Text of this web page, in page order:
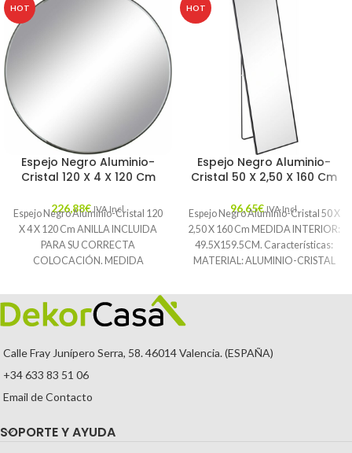
HOT
Espejo Negro Aluminio-
Cristal 120 X 4 X 120 Cm
226,88€ IVA Incl.
Espejo Negro Aluminio-Cristal 120
X 4 X 120 Cm ANILLA INCLUIDA
PARA SU CORRECTA
COLOCACIÓN. MEDIDA
Características: MATERIAL:
HOT
Espejo Negro Aluminio-
Cristal 50 X 2,50 X 160 Cm
96,65€ IVA Incl.
Espejo Negro Aluminio-Cristal 50 X
2,50 X 160 Cm MEDIDA INTERIOR:
49.5X159.5CM. Características:
MATERIAL: ALUMINIO-CRISTAL
COLOR: NEGRO PIEZA:
Calle Fray Junípero Serra, 58. 46014 Valencia. (ESPAÑA)
+34 633 83 51 06
Email de Contacto
SOPORTE Y AYUDA